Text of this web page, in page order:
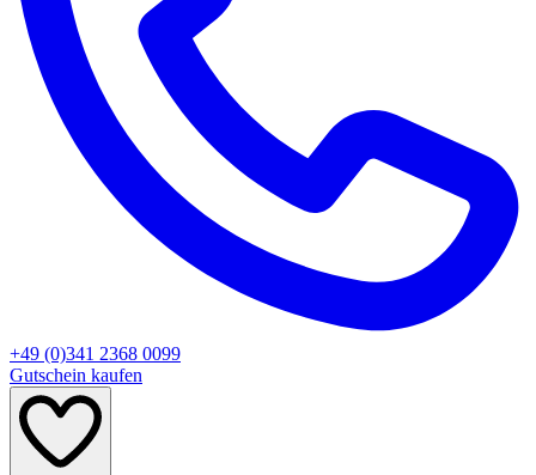
+49 (0)341 2368 0099
Gutschein kaufen